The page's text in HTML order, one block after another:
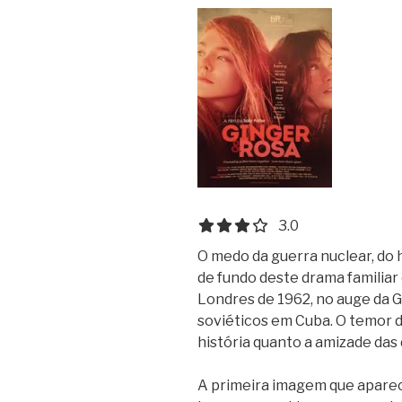
3.0 out of 5.0 stars
3.0
O medo da guerra nuclear,
de fundo deste drama
Londres de 1962, no auge da
soviéticos em Cuba. O temor
história quanto a amizade
A primeira imagem que